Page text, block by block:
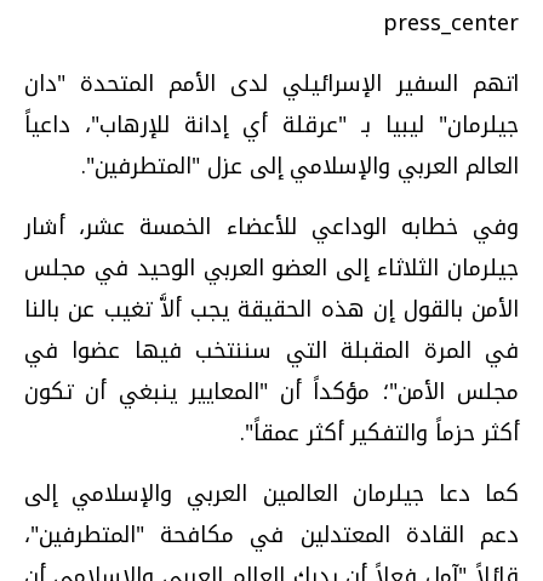
press_center
اتهم السفير الإسرائيلي لدى الأمم المتحدة "دان
جيلرمان" ليبيا بـ "عرقلة أي إدانة للإرهاب"، داعياً
العالم العربي والإسلامي إلى عزل "المتطرفين".
وفي خطابه الوداعي للأعضاء الخمسة عشر، أشار
جيلرمان الثلاثاء إلى العضو العربي الوحيد في مجلس
الأمن بالقول إن هذه الحقيقة يجب ألاَّ تغيب عن بالنا
في المرة المقبلة التي سننتخب فيها عضوا في
مجلس الأمن"؛ مؤكداً أن "المعايير ينبغي أن تكون
أكثر حزماً والتفكير أكثر عمقاً".
كما دعا جيلرمان العالمين العربي والإسلامي إلى
دعم القادة المعتدلين في مكافحة "المتطرفين"،